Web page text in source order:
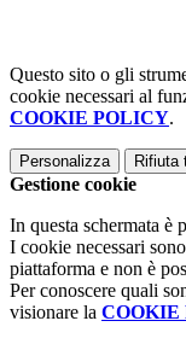
Questo sito o gli
cookie necessari al
COOKIE POLICY.
Personalizza Rifiuta
Gestione cookie
In questa schermata è
I cookie necessari
piattaforma e non è
Per conoscere quali
visionare la COOKIE